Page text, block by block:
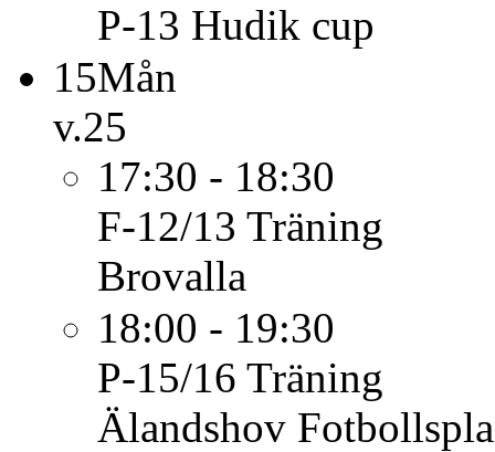
P-13 Hudik cup
15Mån
v.25
17:30 - 18:30
F-12/13 Träning
Brovalla
18:00 - 19:30
P-15/16 Träning
Älandshov